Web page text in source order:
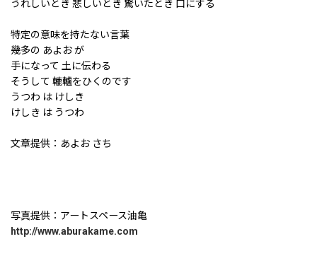
うれしいとき 悲しいとき 驚いたとき 口にする
特定の意味を持たない言葉
幾多の あよお が
手になって 土に伝わる
そうして 轆轤をひくのです
うつわ は けしき
けしき は うつわ
文章提供：あよお さち
写真提供：アートスペース油亀
http://www.aburakame.com